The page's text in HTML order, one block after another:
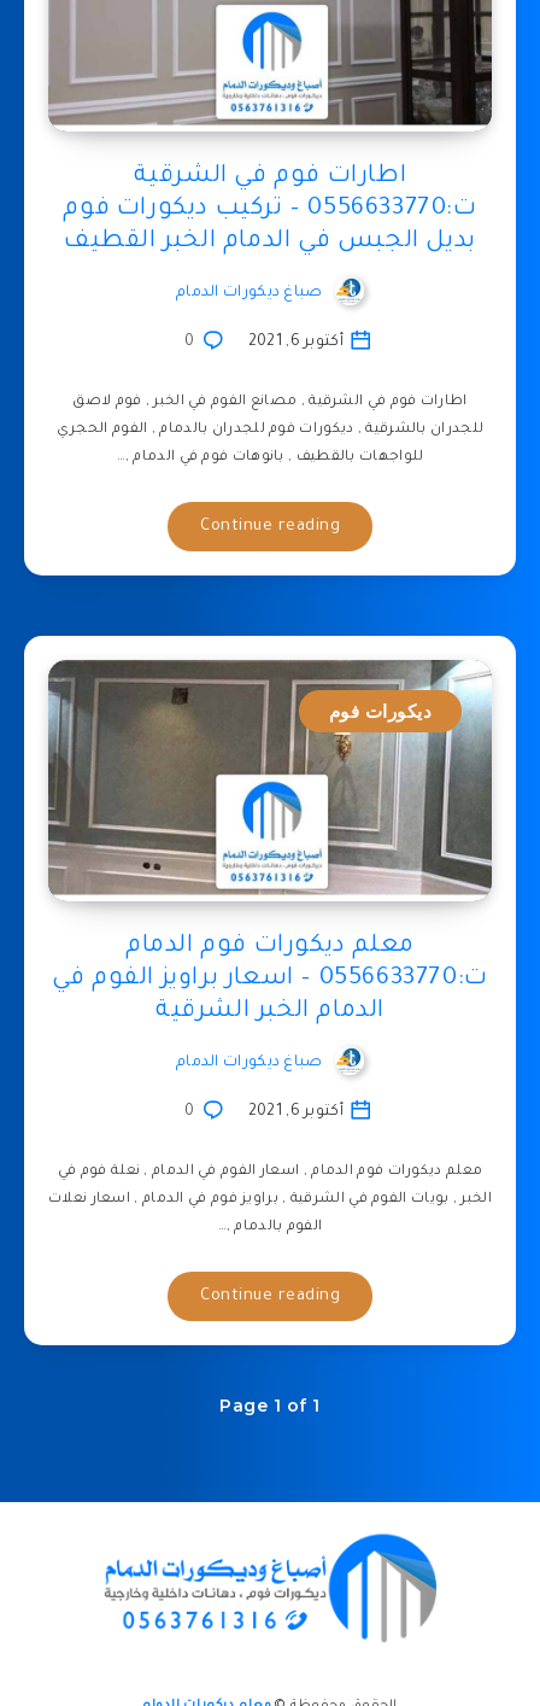
اطارات فوم في الشرقية
ت:0556633770 – تركيب ديكورات فوم
بديل الجبس في الدمام الخبر القطيف
صباغ ديكورات الدمام
أكتوبر 6, 2021 0
اطارات فوم في الشرقية , مصانع الفوم في الخبر , فوم لاصق
للجدران بالشرقية , ديكورات فوم للجدران بالدمام , الفوم الحجري
للواجهات بالقطيف , بانوهات فوم في الدمام ,…
Continue reading
ديكورات فوم
معلم ديكورات فوم الدمام
ت:0556633770 – اسعار براويز الفوم في
الدمام الخبر الشرقية
صباغ ديكورات الدمام
أكتوبر 6, 2021 0
معلم ديكورات فوم الدمام , اسعار الفوم في الدمام , نعلة فوم في
الخبر , بويات الفوم في الشرقية , براويز فوم في الدمام , اسعار نعلات
الفوم بالدمام ,…
Continue reading
Page 1 of 1